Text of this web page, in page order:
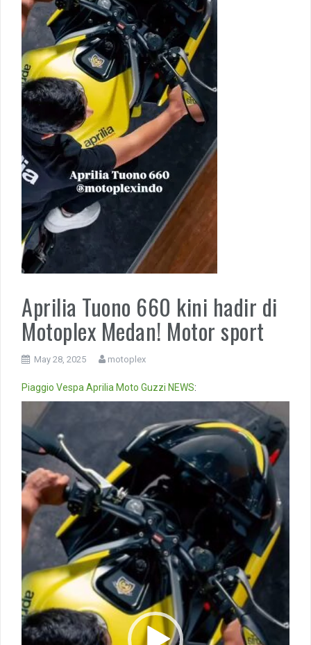
Aprilia Tuono 660 kini hadir di
Motoplex Medan! Motor sport
May 28, 2025 motoplex
Piaggio Vespa Aprilia Moto Guzzi NEWS:
Video
Player